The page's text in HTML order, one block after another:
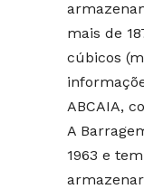
mais de
cúbicos
ABCAIA,
A
1963 e